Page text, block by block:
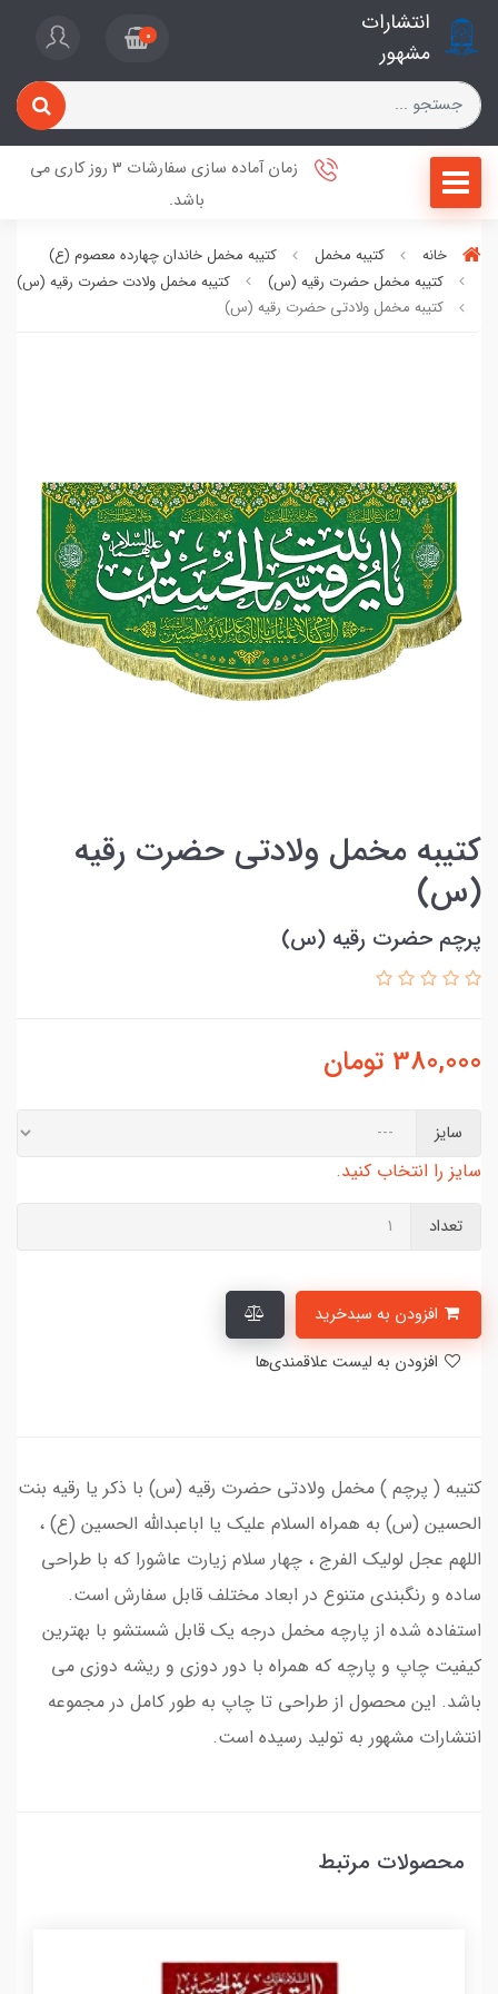
انتشارات
مشهور
0
زمان آماده سازی سفارشات 3 روز کاری می
باشد.
خانه کتیبه مخمل
کتیبه مخمل خاندان چهارده معصوم (ع)
کتیبه مخمل حضرت رقیه (س)
کتیبه مخمل ولادت حضرت رقیه (س)
کتیبه مخمل ولادتی حضرت رقیه (س)
کتیبه مخمل ولادتی حضرت رقیه
(س)
پرچم حضرت رقیه (س)
380,000 تومان
سایز
سایز را انتخاب کنید.
تعداد
کتیبه ( پرچم ) مخمل ولادتی حضرت رقیه (س) با ذکر یا رقیه بنت
الحسین (س) به همراه السلام علیک یا اباعبدالله الحسین (ع) ،
اللهم عجل لولیک الفرج ، چهار سلام زیارت عاشورا که با طراحی
ساده و رنگبندی متنوع در ابعاد مختلف قابل سفارش است.
استفاده شده از پارچه مخمل درجه یک قابل شستشو با بهترین
کیفیت چاپ و پارچه که همراه با دور دوزی و ریشه دوزی می
باشد. این محصول از طراحی تا چاپ به طور کامل در مجموعه
انتشارات مشهور به تولید رسیده است.
محصولات مرتبط